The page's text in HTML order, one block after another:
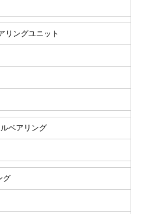
リングユニット
ベアリング
グ